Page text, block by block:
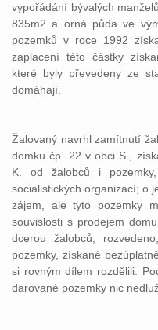
vypořádání bývalých
835m2 a orná půda ve
pozemků v roce 1992
zaplacení této částky
které byly převedeny ze
domáhají.
Žalovaný navrhl zamítnutí
domku čp. 22 v obci S.,
K. od žalobců i
socialistických organizací; o
zájem, ale tyto pozemky
souvislosti s prodejem
dcerou žalobců,
pozemky, získané
si rovným dílem rozdělili.
darované pozemky nic